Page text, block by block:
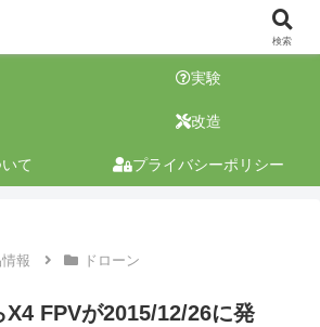
実験
改造
て プライバシーポリシー
報 ドローン
FPVが2015/12/26に発
検索